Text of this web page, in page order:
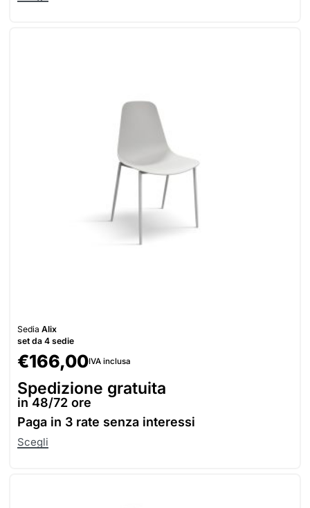
Sedia Alix
set da 4 sedie
€166,00IVA inclusa
Spedizione gratuita
in 48/72 ore
Paga in 3 rate senza interessi
Scegli